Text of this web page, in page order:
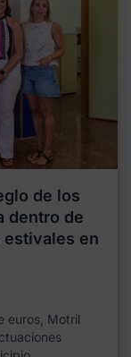
de los
dentro de
estivales en
euros, Motril